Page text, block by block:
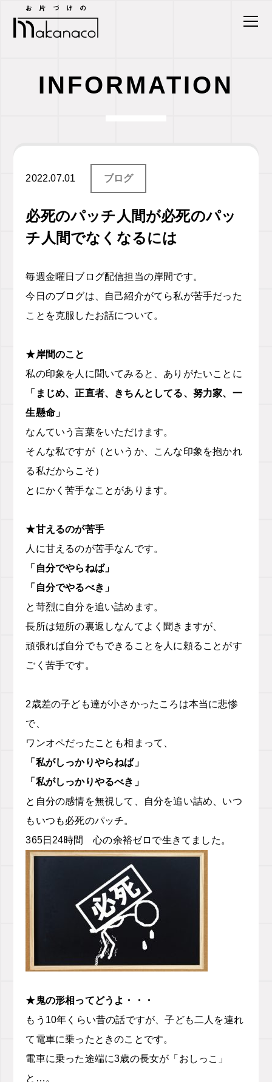
INFORMATION
2022.07.01 ブログ
必死のパッチ人間が必死のパッ
チ人間でなくなるには
毎週金曜日ブログ配信担当の岸間です。
今日のブログは、自己紹介がてら私が苦手だった
ことを克服したお話について。
★岸間のこと
私の印象を人に聞いてみると、ありがたいことに
「まじめ、正直者、きちんとしてる、努力家、一
生懸命」
なんていう言葉をいただけます。
そんな私ですが（というか、こんな印象を抱かれ
る私だからこそ）
とにかく苦手なことがあります。
★甘えるのが苦手
人に甘えるのが苦手なんです。
「自分でやらねば」
「自分でやるべき」
と苛烈に自分を追い詰めます。
長所は短所の裏返しなんてよく聞きますが、
頑張れば自分でもできることを人に頼ることがす
ごく苦手です。
2歳差の子ども達が小さかったころは本当に悲惨
で、
ワンオペだったことも相まって、
「私がしっかりやらねば」
「私がしっかりやるべき」
と自分の感情を無視して、自分を追い詰め、いつ
もいつも必死のパッチ。
365日24時間 心の余裕ゼロで生きてました。
★鬼の形相ってどうよ・・・
もう10年くらい昔の話ですが、子ども二人を連れ
て電車に乗ったときのことです。
電車に乗った途端に3歳の長女が「おしっこ」
と…。